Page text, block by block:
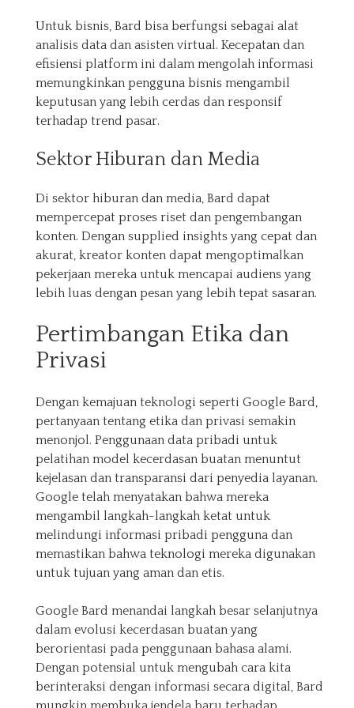
Untuk bisnis, Bard bisa berfungsi sebagai alat
analisis data dan asisten virtual. Kecepatan dan
efisiensi platform ini dalam mengolah informasi
memungkinkan pengguna bisnis mengambil
keputusan yang lebih cerdas dan responsif
terhadap trend pasar.
Sektor Hiburan dan Media
Di sektor hiburan dan media, Bard dapat
mempercepat proses riset dan pengembangan
konten. Dengan supplied insights yang cepat dan
akurat, kreator konten dapat mengoptimalkan
pekerjaan mereka untuk mencapai audiens yang
lebih luas dengan pesan yang lebih tepat sasaran.
Pertimbangan Etika dan
Privasi
Dengan kemajuan teknologi seperti Google Bard,
pertanyaan tentang etika dan privasi semakin
menonjol. Penggunaan data pribadi untuk
pelatihan model kecerdasan buatan menuntut
kejelasan dan transparansi dari penyedia layanan.
Google telah menyatakan bahwa mereka
mengambil langkah-langkah ketat untuk
melindungi informasi pribadi pengguna dan
memastikan bahwa teknologi mereka digunakan
untuk tujuan yang aman dan etis.
Google Bard menandai langkah besar selanjutnya
dalam evolusi kecerdasan buatan yang
berorientasi pada penggunaan bahasa alami.
Dengan potensial untuk mengubah cara kita
berinteraksi dengan informasi secara digital, Bard